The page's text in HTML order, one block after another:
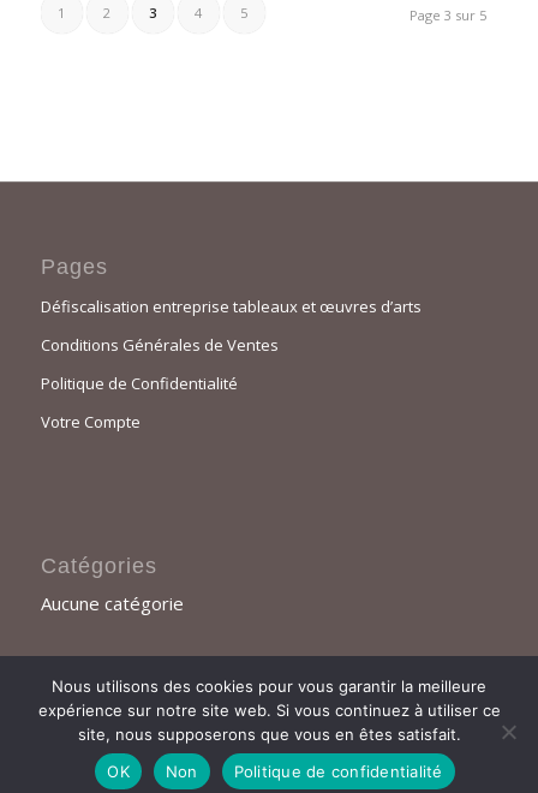
Page 3 sur 5
1 2 3 4 5
Pages
Défiscalisation entreprise tableaux et œuvres d’arts
Conditions Générales de Ventes
Politique de Confidentialité
Votre Compte
Catégories
Aucune catégorie
© Copyright - sofieg artiste peintre - TOUS DROITS RÉSERVÉS
Nous utilisons des cookies pour vous garantir la meilleure
expérience sur notre site web. Si vous continuez à utiliser ce
site, nous supposerons que vous en êtes satisfait.
OK
Non Politique de confidentialité